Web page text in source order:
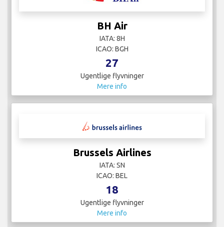
BH Air
IATA: 8H
ICAO: BGH
27
Ugentlige flyvninger
Mere info
Brussels Airlines
IATA: SN
ICAO: BEL
18
Ugentlige flyvninger
Mere info